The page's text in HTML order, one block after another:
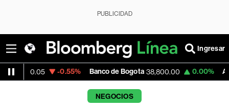
PUBLICIDAD
Ingresar
-0.55% Banco de Bogota 38,800.00 0.00% Apple 309.25
NEGOCIOS